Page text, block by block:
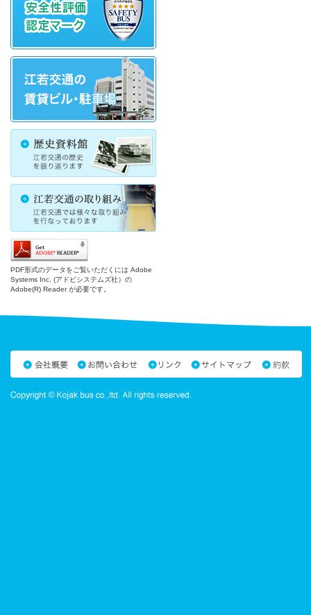
PDF形式のデータをご覧いただくには Adobe
Systems Inc. (アドビシステムズ社）の
Adobe(R) Reader が必要です。